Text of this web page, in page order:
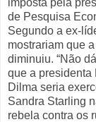
de Pesquisa
Segundo a ex-
mostrariam que
diminuiu. “Não
que a presidenta
Dilma seria
Sandra Starling
rebela contra os